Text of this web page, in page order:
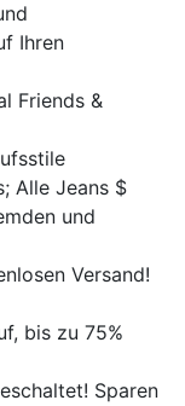
Ihren
Friends &
Alle Jeans $
und
Versand!
bis zu 75%
Sparen